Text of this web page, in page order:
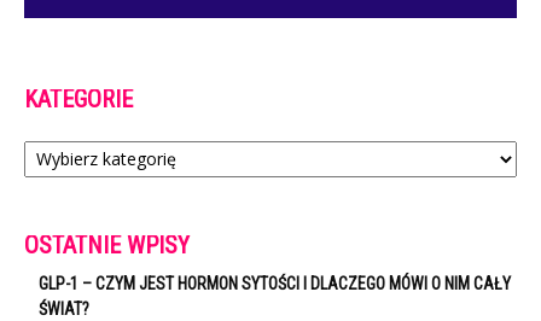
KATEGORIE
Kategorie
OSTATNIE WPISY
GLP-1 – CZYM JEST HORMON SYTOŚCI I DLACZEGO MÓWI O NIM CAŁY
ŚWIAT?